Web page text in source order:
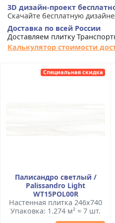
3D дизайн-проект
Скачайте бесплатную
Доставка по всей России
Доставляем плитку
Калькулятор стоимости
Специальная скидка
Палисандро светлый /
Palissandro Light
WT15POL00R
Настенная плитка 246x740
Упаковка: 1.274 м² = 7 шт.